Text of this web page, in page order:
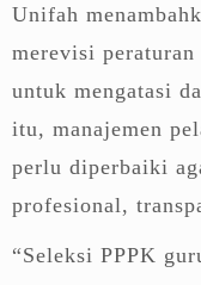
Unifah
merevisi
untuk mengatasi
itu, manajemen
perlu diperbaiki
profesional,
“Seleksi PPPK